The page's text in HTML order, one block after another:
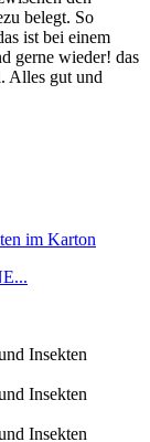
belegt. So
ist bei einem
gerne wieder! das
Alles gut und